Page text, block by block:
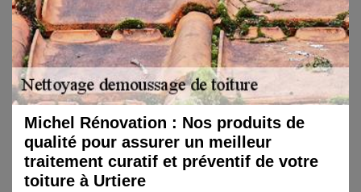
Michel Rénovation : Nos produits de
qualité pour assurer un meilleur
traitement curatif et préventif de votre
toiture à Urtiere